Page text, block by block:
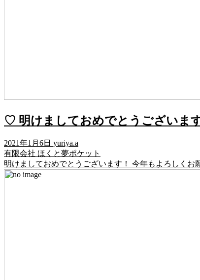
♡ 明けましておめでとうございま
2021年1月6日 yuriya.a
有限会社 ほくと夢ポケット
明けましておめでとうございます！ 今年もよろしく